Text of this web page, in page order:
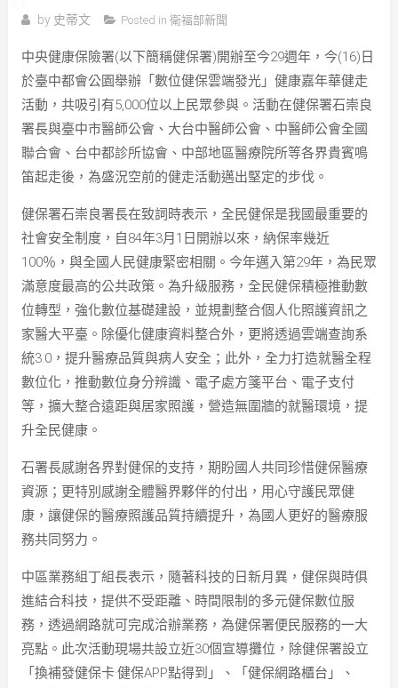
by 史蒂文 Posted in 衛福部新聞
中央健康保險署(以下簡稱健保署)開辦至今29週年，今(16)日
於臺中都會公園舉辦「數位健保雲端發光」健康嘉年華健走
活動，共吸引有5,000位以上民眾參與。活動在健保署石崇良
署長與臺中市醫師公會、大台中醫師公會、中醫師公會全國
聯合會、台中都診所協會、中部地區醫療院所等各界貴賓鳴
笛起走後，為盛況空前的健走活動邁出堅定的步伐。
健保署石崇良署長在致詞時表示，全民健保是我國最重要的
社會安全制度，自84年3月1日開辦以來，納保率幾近
100％，與全國人民健康緊密相關。今年邁入第29年，為民眾
滿意度最高的公共政策。為升級服務，全民健保積極推動數
位轉型，強化數位基礎建設，並規劃整合個人化照護資訊之
家醫大平臺。除優化健康資料整合外，更將透過雲端查詢系
統3.0，提升醫療品質與病人安全；此外，全力打造就醫全程
數位化，推動數位身分辨識、電子處方箋平台、電子支付
等，擴大整合遠距與居家照護，營造無圍牆的就醫環境，提
升全民健康。
石署長感謝各界對健保的支持，期盼國人共同珍惜健保醫療
資源；更特別感謝全體醫界夥伴的付出，用心守護民眾健
康，讓健保的醫療照護品質持續提升，為國人更好的醫療服
務共同努力。
中區業務組丁組長表示，隨著科技的日新月異，健保與時俱
進結合科技，提供不受距離、時間限制的多元健保數位服
務，透過網路就可完成洽辦業務，為健保署便民服務的一大
亮點。此次活動現場共設立近30個宣導攤位，除健保署設立
「換補發健保卡·健保APP點得到」、「健保網路櫃台」、